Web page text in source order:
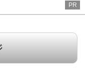
PR